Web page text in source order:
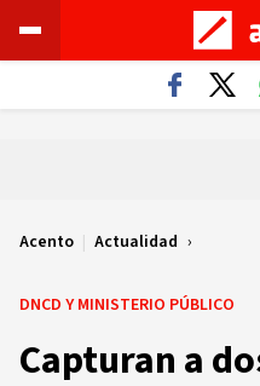
Acento | Actualidad
DNCD Y MINISTERIO PÚBLICO
Capturan a